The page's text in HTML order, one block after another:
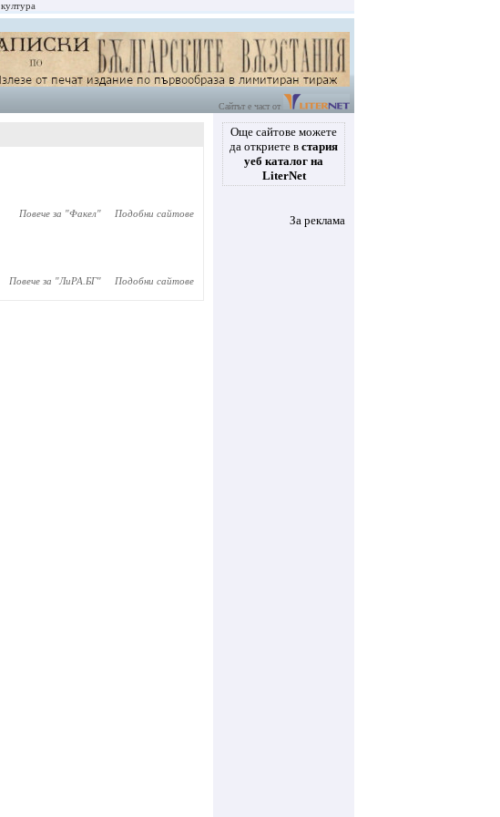
Сайтът е част от
Повече за "Факел" Подобни сайтове
Повече за "ЛиРА.БГ" Подобни сайтове
Още сайтове можете
да откриете в стария
уеб каталог на
LiterNet
За реклама